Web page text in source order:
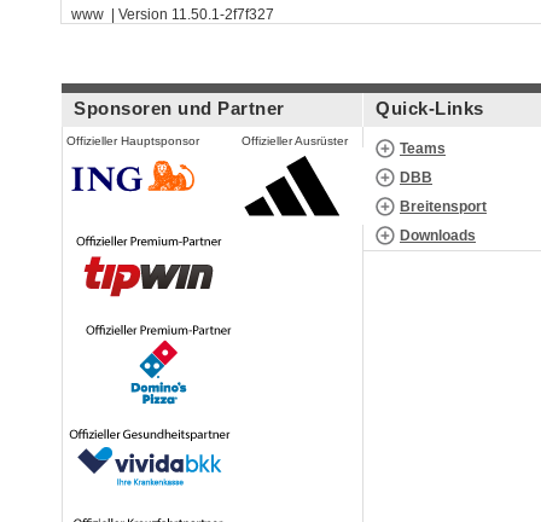
www | Version 11.50.1-2f7f327
Sponsoren und Partner
Offizieller Hauptsponsor Offizieller Ausrüster
Quick-Links
Teams
DBB
Breitensport
Downloads